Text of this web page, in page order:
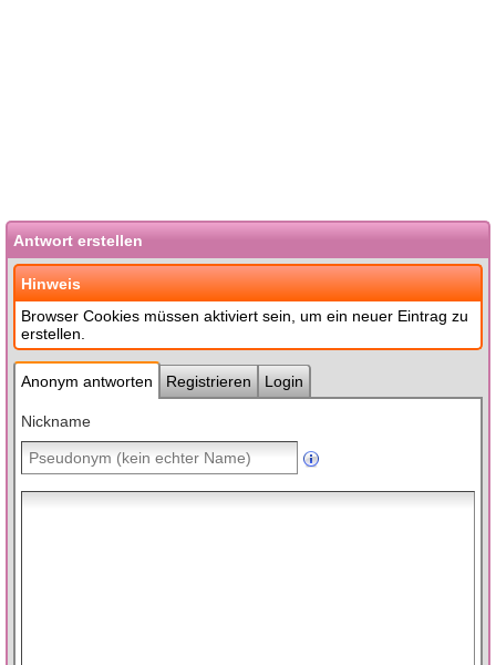
Antwort erstellen
Hinweis
Browser Cookies müssen aktiviert sein, um ein neuer Eintrag zu
erstellen.
Anonym antworten Registrieren Login
Nickname